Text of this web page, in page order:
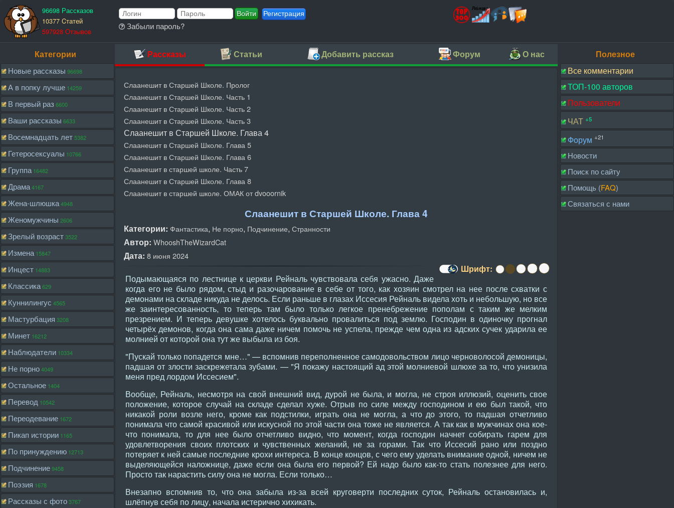
96698 Рассказов
10377 Cтатей
597928 Отзывов
Регистрация
Забыли пароль?
Категории
Новые рассказы 96698
А в попку лучше 14259
В первый раз6600
Ваши рассказы 6633
Восемнадцать лет5382
Гетеросексуалы 10766
Группа 16482
Драма4167
Жена-шлюшка4948
Женомужчины 2606
Зрелый возраст3522
Измена 15847
Инцест 14883
Классика629
Куннилингус 4565
Мастурбация 3208
Минет 16212
Наблюдатели 10334
Не порно4049
Остальное 1404
Перевод 10542
Переодевание 1672
Пикап истории 1165
По принуждению 12713
Подчинение9458
Поэзия 1678
Рассказы с фото3767
Рассказы Статьи Добавить рассказ Форум О нас
Слаанешит в Старшей Школе. Пролог
Слаанешит в Старшей Школе. Часть 1
Слаанешит в Старшей Школе. Часть 2
Слаанешит в Старшей Школе. Часть 3
Слаанешит в Старшей Школе. Глава 4
Слаанешит в Старшей Школе. Глава 5
Слаанешит в Старшей Школе. Глава 6
Слаанешит в старшей школе. Часть 7
Слаанешит в Старшей Школе. Глава 8
Слаанешит в старшей школе. ОМАК от dvooornik
Слаанешит в Старшей Школе. Глава 4
Категории: Фантастика, Не порно, Подчинение, Странности
Автор: WhooshTheWizardCat
Дата: 8 июня 2024
Шрифт:
Подымающаяся по лестнице к церкви Рейналь чувствовала себя ужасно. Даже
когда его не было рядом, стыд и разочарование в себе от того, как хозяин смотрел на нее после схватки с
демонами на складе никуда не делось. Если раньше в глазах Иссесия Рейналь видела хоть и небольшую, но все
же заинтересованность, то теперь там было только легкое пренебрежение пополам с таким же мелким
презрением. И теперь девушке хотелось буквально провалиться под землю. Господин в одиночку прогнал
четырёх демонов, когда она сама даже ничем помочь не успела, прежде чем одна из адских сучек ударила ее
молнией от которой она тут же выбыла из боя.
"Пускай только попадется мне…" — вспомнив переполненное самодовольством лицо черноволосой демоницы,
падшая от злости заскрежетала зубами. — "Я покажу настоящий ад этой молниевой шлюхе за то, что унизила
меня пред лордом Иссесием".
Вообще, Рейналь, несмотря на свой внешний вид, дурой не была, и могла, не строя иллюзий, оценить свое
положение, которое случай на складе сделал хуже. Отрыв по силе между господином и ею был такой, что
никакой роли возле него, кроме как подстилки, играть она не могла, а что до этого, то падшая отчетливо
понимала что самой красивой или искусной по этой части она тоже не является. А так как в мужчинах она кое-
что понимала, то для нее было отчетливо видно, что момент, когда господин начнет собирать гарем для
удовлетворения своих плотских и чувственных желаний, не за горами. Так что Иссесий рано или поздно
потеряет к ней самые последние крохи интереса. В конце концов, с чего ему уделать внимание одной, ничем не
выделяющейся наложнице, даже если она была его первой? Ей надо было как-то стать полезнее для него.
Просто так нарастить силу она не могла. Если только…
Внезапно вспомнив то, что она забыла из-за всей круговерти последних суток, Рейналь остановилась и,
шлёпнув себя по лицу, начала истерично хихикать.
Полезное
Все комментарии
ТОП-100 авторов
Пользователи
ЧАТ +5
Форум +21
Новости
Поиск по сайту
Помощь (FAQ)
Связаться с нами